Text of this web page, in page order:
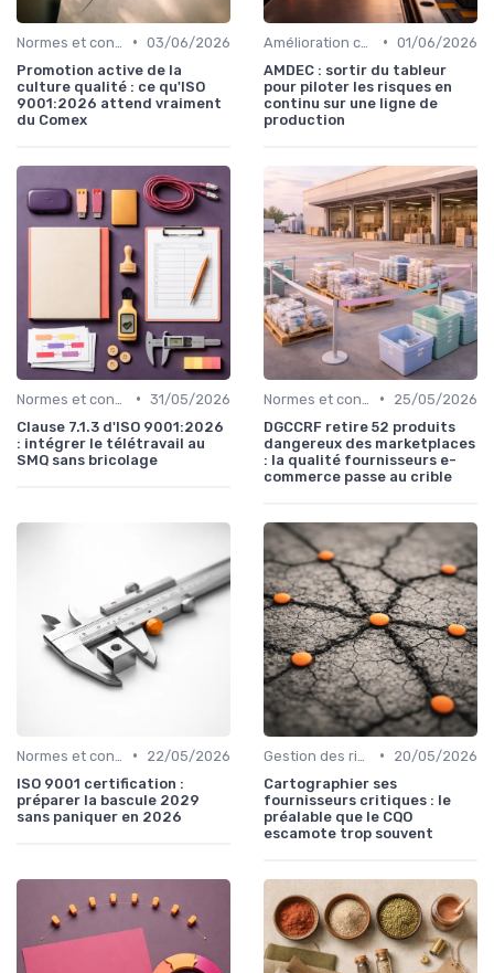
• 03/06/2026
Promotion active de la
culture qualité : ce qu'ISO
9001:2026 attend vraiment
du Comex
• 01/06/2026
AMDEC : sortir du tableur
pour piloter les risques en
continu sur une ligne de
production
• 31/05/2026
Clause 7.1.3 d'ISO 9001:2026
: intégrer le télétravail au
SMQ sans bricolage
•
25/05/2026
DGCCRF retire 52 produits
dangereux des marketplaces
: la qualité fournisseurs e-
commerce passe au crible
•
22/05/2026
ISO 9001 certification :
préparer la bascule 2029
sans paniquer en 2026
•
20/05/2026
Cartographier ses
fournisseurs critiques : le
préalable que le CQO
escamote trop souvent